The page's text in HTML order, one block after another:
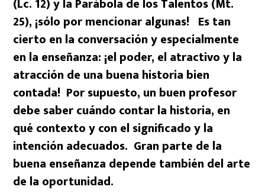
(Lc. 12) y la Parábola de los Talentos (Mt.
25), ¡sólo por mencionar algunas! Es tan
cierto en la conversación y especialmente
en la enseñanza: ¡el poder, el atractivo y la
atracción de una buena historia bien
contada! Por supuesto, un buen profesor
debe saber cuándo contar la historia, en
qué contexto y con el significado y la
intención adecuados. Gran parte de la
buena enseñanza depende también del arte
de la oportunidad.